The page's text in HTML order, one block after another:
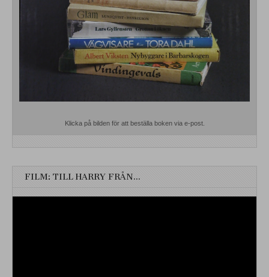
Klicka på bilden för att beställa boken via e-post.
FILM: TILL HARRY FRÅN…